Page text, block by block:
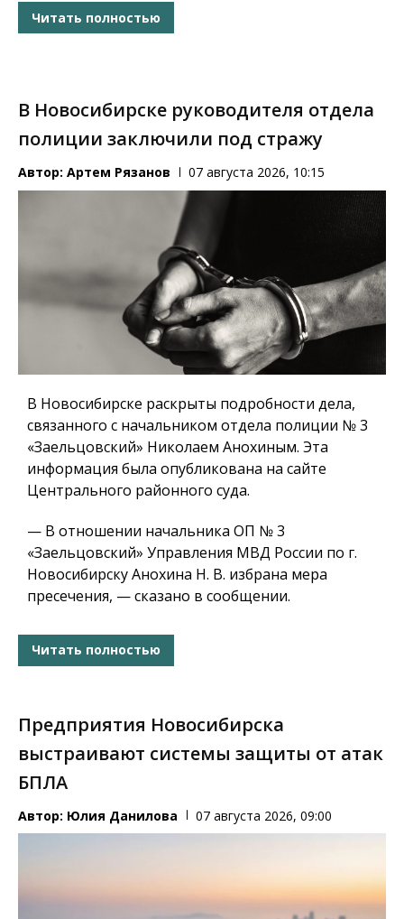
Читать полностью
В Новосибирске руководителя отдела
полиции заключили под стражу
Автор: Артем Рязанов 07 августа 2026, 10:15
В Новосибирске раскрыты подробности дела,
связанного с начальником отдела полиции № 3
«Заельцовский» Николаем Анохиным. Эта
информация была опубликована на сайте
Центрального районного суда.
— В отношении начальника ОП № 3
«Заельцовский» Управления МВД России по г.
Новосибирску Анохина Н. В. избрана мера
пресечения, — сказано в сообщении.
Читать полностью
Предприятия Новосибирска
выстраивают системы защиты от атак
БПЛА
Автор: Юлия Данилова 07 августа 2026, 09:00